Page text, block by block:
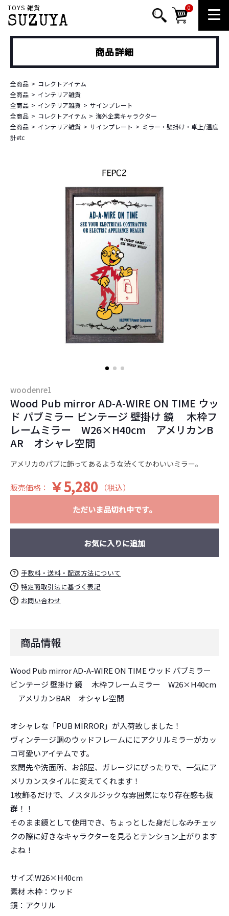
TOYS 雑貨
SUZUYA
0
商品詳細
全商品
コレクトアイテム
全商品
インテリア雑貨
全商品
インテリア雑貨
サインプレート
全商品
コレクトアイテム
海外企業キャラクター
全商品
インテリア雑貨 サインプレート
ミラー・壁掛け・卓上/温度
計etc
woodenre1
Wood Pub mirror AD-A-WIRE ON TIME ウッ
ド パブミラー ビンテージ 壁掛け 鏡 木枠フ
レームミラー W26×H40cm アメリカンB
AR オシャレ空間
アメリカのパブに飾ってあるような渋くてかわいいミラー。
販売価格： ￥5,280 （税込）
ただいま品切れ中です。
お買い物を続ける カートへ進む
お気に入りに追加
手数料・送料・配送方法について
特定商取引法に基づく表記
お問い合わせ
商品情報
Wood Pub mirror AD-A-WIRE ON TIME ウッド パブミラー
ビンテージ 壁掛け 鏡 木枠フレームミラー W26×H40cm
アメリカンBAR オシャレ空間
オシャレな「PUB MIRROR」が入荷致しました！
ヴィンテージ調のウッドフレームににアクリルミラーがカッ
コ可愛いアイテムです。
玄関先や洗面所、お部屋、ガレージにぴったりで、一気にア
メリカンスタイルに変えてくれます！
1枚飾るだけで、ノスタルジックな雰囲気になり存在感も抜
群！！
そのまま鏡として使用でき、ちょっとした身だしなみチェッ
クの際に好きなキャラクターを見るとテンション上がります
よね！
サイズ:W26×H40cm
素材 木枠：ウッド
鏡：アクリル